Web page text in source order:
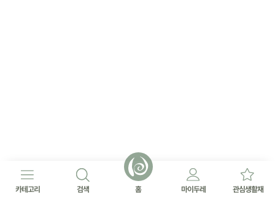
카테고리 검색 홈 마이두레 관심생활재